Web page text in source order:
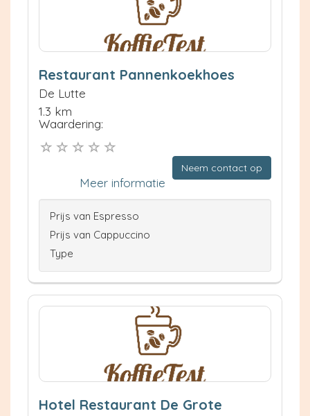
Restaurant Pannenkoekhoes
De Lutte
1.3 km
Waardering:
Neem contact op
Meer informatie
Prijs van Espresso
Prijs van Cappuccino
Type
Hotel Restaurant De Grote